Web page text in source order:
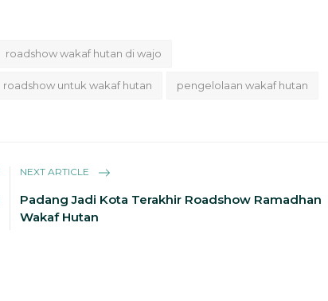
roadshow wakaf hutan di wajo
roadshow untuk wakaf hutan pengelolaan wakaf hutan
NEXT ARTICLE
Padang Jadi Kota Terakhir Roadshow Ramadhan
Wakaf Hutan